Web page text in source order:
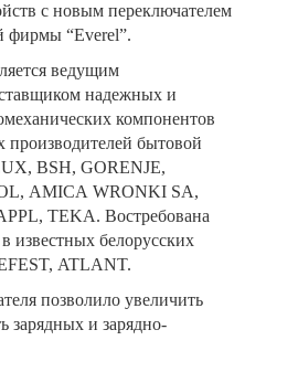
с новым переключателем
фирмы “Everel”.
ведущим
надежных и
компонентов
бытовой
BSH, GORENJE,
AMICA WRONKI SA,
TEKA. Востребована
известных белорусских
ATLANT.
позволило увеличить
зарядных и зарядно-